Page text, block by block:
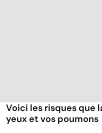
Voici les risques que
yeux et vos poumons